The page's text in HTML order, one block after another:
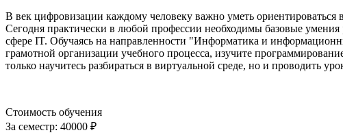
В век цифровизации каждому человеку важно уметь
Сегодня практически в любой профессии необходимы базовые
сфере IT. Обучаясь на направленности "Информатика и
грамотной организации учебного процесса, изучите
только научитесь разбираться в виртуальной среде, но и проводить
Стоимость обучения
За семестр: 40000 ₽